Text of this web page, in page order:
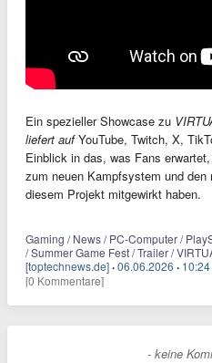
Ein spezieller Showcase zu
liefert aufYouTube, Twitch, X,
Einblick in das, was Fans
zum neuen Kampfsystem und
diesem Projekt mitgewirkt haben.
Gaming / News / PC-Computer /
/ Summer Game Fest / Trailer /
[toptechnews.de] ·06.06.2026 ·
[0 Kommentare]
- keine